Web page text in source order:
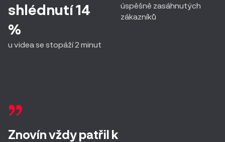
shlédnutí 14
%
u videa se stopáží 2 minut
úspěšně zasáhnutých
zákazníků
Znovín vždy patřil k